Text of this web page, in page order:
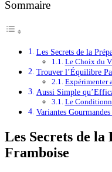
Sommaire
Les Secrets de la
Le Choix du
Trouver l’Équilibre
Expérimenter
Aussi Simple
Le
Variantes
Les Secrets de
Framboise